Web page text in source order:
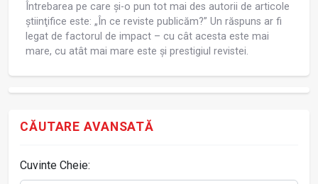
Întrebarea pe care și-o pun tot mai des autorii de articole
știinţifice este: „În ce reviste publicăm?” Un răspuns ar fi
legat de factorul de impact – cu cât acesta este mai
mare, cu atât mai mare este și prestigiul revistei.
CĂUTARE AVANSATĂ
Cuvinte Cheie: